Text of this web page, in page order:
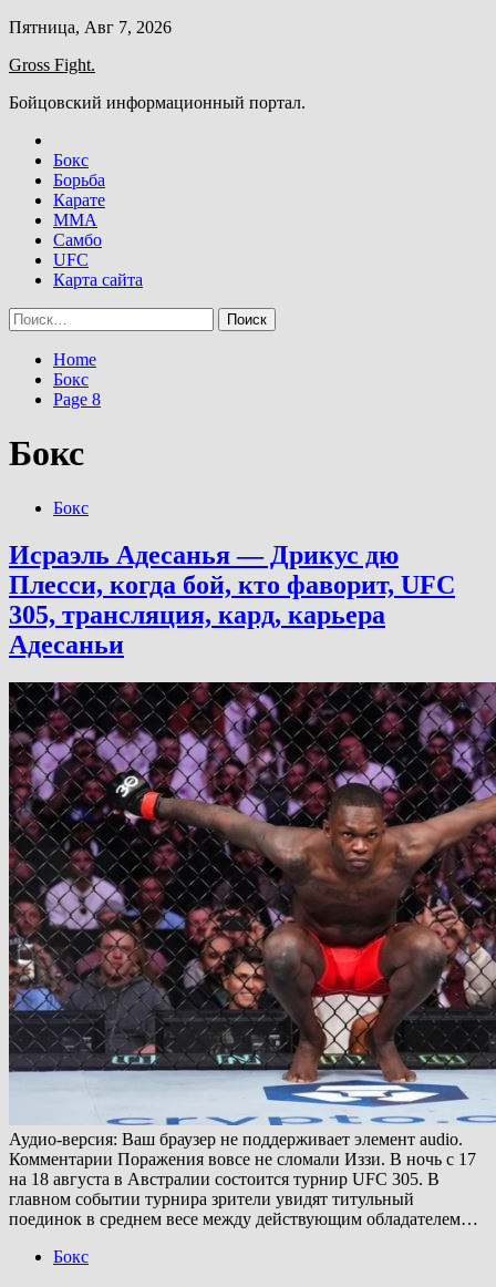
Skip
content
Пятница, Авг 7, 2026
Gross Fight.
Бойцовский информационный портал.
Бокс
Борьба
Карате
ММА
Самбо
UFC
Карта сайта
Найти:
Home
Бокс
Page 8
Бокс
Бокс
Исраэль Адесанья — Дрикус дю
Плесси, когда бой, кто фаворит, UFC
305, трансляция, кард, карьера
Адесаньи
Аудио-версия: Ваш браузер не поддерживает элемент audio.
Комментарии Поражения вовсе не сломали Иззи. В ночь с 17
на 18 августа в Австралии состоится турнир UFC 305. В
главном событии турнира зрители увидят титульный
поединок в среднем весе между действующим обладателем…
Бокс